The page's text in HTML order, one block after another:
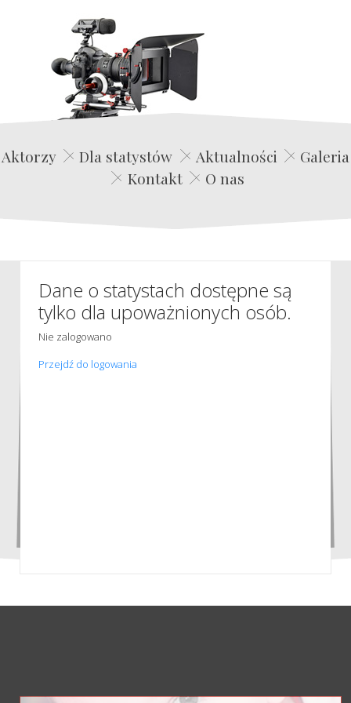
Edwin Film Agencja Aktorska
Aktorzy Dla statystów Aktualności
Galeria
Kontakt
O nas
Dane o statystach dostępne są
tylko dla upoważnionych osób.
Nie zalogowano
Przejdź do logowania